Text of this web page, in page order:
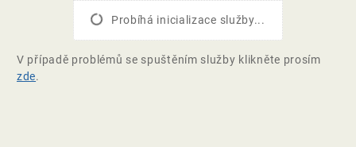
Probíhá inicializace služby...
V případě problémů se spuštěním služby klikněte prosím
zde.